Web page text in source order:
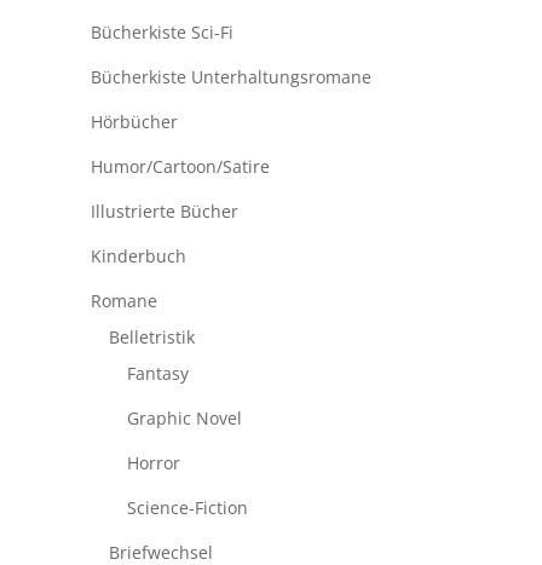
Bücherkiste Sci-Fi
Bücherkiste Unterhaltungsromane
Hörbücher
Humor/Cartoon/Satire
Illustrierte Bücher
Kinderbuch
Romane
Belletristik
Fantasy
Graphic Novel
Horror
Science-Fiction
Briefwechsel